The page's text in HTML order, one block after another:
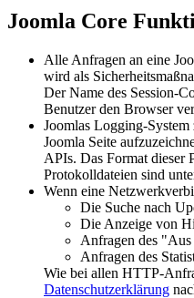
Joomla Core
Alle Anfragen an eine
wird als
Der Name des Session-
Benutzer den Browser
Joomlas Logging-
Joomla Seite
APIs. Das Format dieser
Protokolldateien sind
Wenn eine
Die Suche nach
Die Anzeige von
Anfragen des
Anfragen des
Wie bei allen HTTP-
Datenschutzerklärung